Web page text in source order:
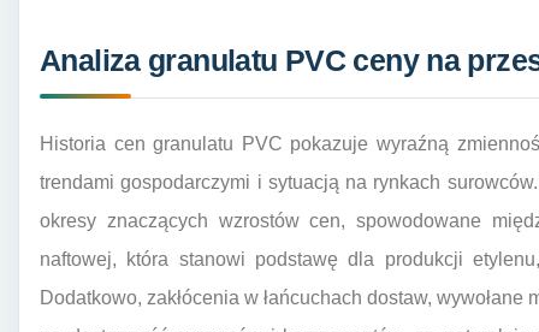
Analiza granulatu PVC ceny na
Historia cen granulatu PVC pokazuje wyraźną
trendami gospodarczymi i sytuacją na rynkach
okresy znaczących wzrostów cen, spowodowane
naftowej, która stanowi podstawę dla produkcji
Dodatkowo, zakłócenia w łańcuchach dostaw, wywołane